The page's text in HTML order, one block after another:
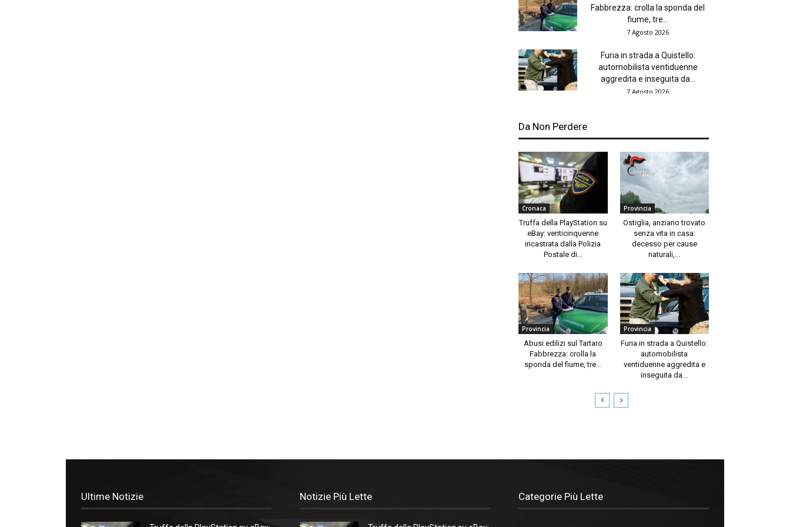
Fabbrezza: crolla la sponda del
fiume, tre...
7 Agosto 2026
Furia in strada a Quistello:
automobilista ventiduenne
aggredita e inseguita da...
7 Agosto 2026
Da Non Perdere
Cronaca
Truffa della PlayStation su
eBay: venticinquenne
incastrata dalla Polizia
Postale di...
Provincia
Ostiglia, anziano trovato
senza vita in casa:
decesso per cause
naturali,...
Provincia
Abusi edilizi sul Tartaro
Fabbrezza: crolla la
sponda del fiume, tre...
Provincia
Furia in strada a Quistello:
automobilista
ventiduenne aggredita e
inseguita da...
Ultime Notizie Notizie Più Lette Categorie Più Lette